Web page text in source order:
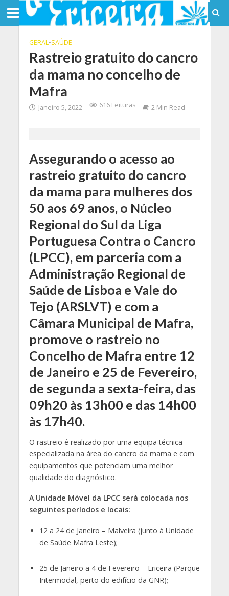
GERAL•SAÚDE
Rastreio gratuito do cancro
da mama no concelho de
Mafra
Janeiro 5, 2022 616 Leituras 2 Min Read
Assegurando o acesso ao
rastreio gratuito do cancro
da mama para mulheres dos
50 aos 69 anos, o Núcleo
Regional do Sul da Liga
Portuguesa Contra o Cancro
(LPCC), em parceria com a
Administração Regional de
Saúde de Lisboa e Vale do
Tejo (ARSLVT) e com a
Câmara Municipal de Mafra,
promove o rastreio no
Concelho de Mafra entre 12
de Janeiro e 25 de Fevereiro,
de segunda a sexta-feira, das
09h20 às 13h00 e das 14h00
às 17h40.
O rastreio é realizado por uma equipa técnica
especializada na área do cancro da mama e com
equipamentos que potenciam uma melhor
qualidade do diagnóstico.
A Unidade Móvel da LPCC será colocada nos
seguintes períodos e locais:
12 a 24 de Janeiro – Malveira (junto à Unidade
de Saúde Mafra Leste);
25 de Janeiro a 4 de Fevereiro – Ericeira (Parque
Intermodal, perto do edifício da GNR);